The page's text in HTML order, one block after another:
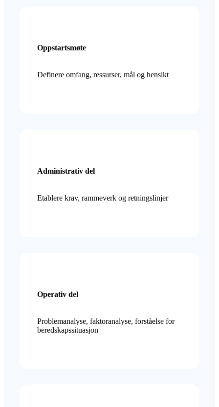
Oppstartsmøte
Definere omfang, ressurser, mål og hensikt
Administrativ del
Etablere krav, rammeverk og retningslinjer
Operativ del
Problemanalyse, faktoranalyse, forståelse for
beredskapssituasjon